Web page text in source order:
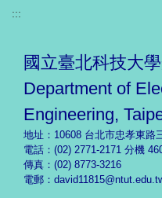
:::
國立臺北科技大
Department of
Engineering,
地址：10608 台北市忠孝東路
電話：(02) 2771-2171 分機
傳真：(02) 8773-3216
電郵：